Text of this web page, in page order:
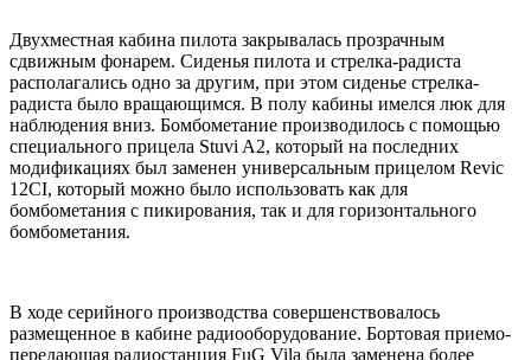
Двухместная кабина пилота закрывалась прозрачным
сдвижным фонарем. Сиденья пилота и стрелка-радиста
располагались одно за другим, при этом сиденье стрелка-
радиста было вращающимся. В полу кабины имелся люк для
наблюдения вниз. Бомбометание производилось с помощью
специального прицела Stuvi A2, который на последних
модификациях был заменен универсальным прицелом Revic
12CI, который можно было использовать как для
бомбометания с пикирования, так и для горизонтального
бомбометания.
В ходе серийного производства совершенствовалось
размещенное в кабине радиооборудование. Бортовая приемо-
передающая радиостанция FuG Vila была заменена более